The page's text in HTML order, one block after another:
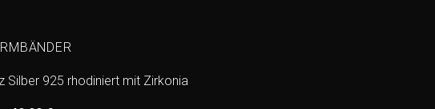
Silber 925 rhodiniert mit Zirkonia